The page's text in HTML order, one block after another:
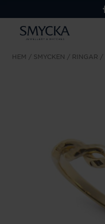
HEM SMYCKEN RINGAR